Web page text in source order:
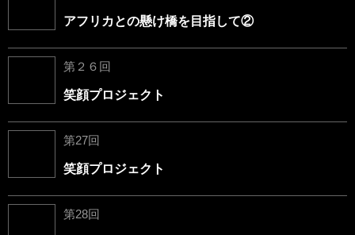
アフリカとの懸け橋を目指して②
第２６回
笑顔プロジェクト
第27回
笑顔プロジェクト
第28回